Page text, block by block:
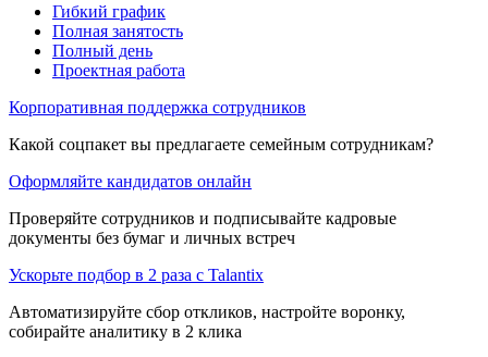
Гибкий график
Полная занятость
Полный день
Проектная работа
Корпоративная поддержка сотрудников
Какой соцпакет вы предлагаете семейным сотрудникам?
Оформляйте кандидатов онлайн
Проверяйте сотрудников и подписывайте кадровые
документы без бумаг и личных встреч
Ускорьте подбор в 2 раза с Talantix
Автоматизируйте сбор откликов, настройте воронку,
собирайте аналитику в 2 клика